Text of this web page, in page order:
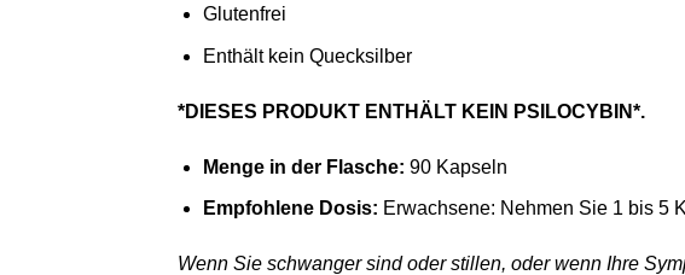
Glutenfrei
Enthält kein Quecksilber
*DIESES PRODUKT ENTHÄLT KEIN PSILOCYBIN*.
Menge in der Flasche: 90 Kapseln
Empfohlene Dosis: Erwachsene: Nehmen Sie 1 bis 5
Wenn Sie schwanger sind oder stillen, oder wenn Ihre